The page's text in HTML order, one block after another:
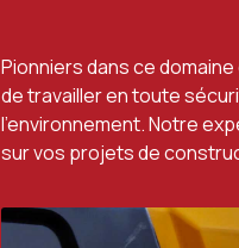
Pionniers dans ce
de travailler en toute
l’environnement. Notre
sur vos projets de